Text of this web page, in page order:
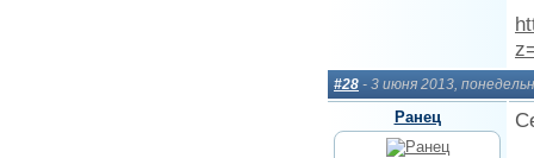
#28 - 3 июня 2013,
Ранец